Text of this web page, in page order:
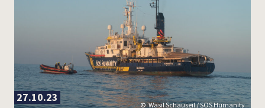
Wasil Schauseil / SOS Humanity
27.10.23